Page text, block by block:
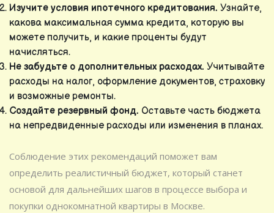
Изучите условия ипотечного кредитования. Узнайте,
какова максимальная сумма кредита, которую вы
можете получить, и какие проценты будут
начисляться.
Не забудьте о дополнительных расходах. Учитывайте
расходы на налог, оформление документов, страховку
и возможные ремонты.
Создайте резервный фонд. Оставьте часть бюджета
на непредвиденные расходы или изменения в планах.
Соблюдение этих рекомендаций поможет вам
определить реалистичный бюджет, который станет
основой для дальнейших шагов в процессе выбора и
покупки однокомнатной квартиры в Москве.